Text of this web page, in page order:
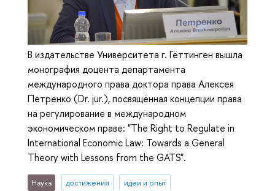
В издательстве Университета г. Гёттинген вышла
монография доцента департамента
международного права доктора права Алексея
Петренко (Dr. jur.), посвящённая концепции права
на регулирование в международном
экономическом праве: "The Right to Regulate in
International Economic Law: Towards a General
Theory with Lessons from the GATS".
Наука достижения идеи и опыт